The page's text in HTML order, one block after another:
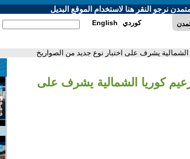
نرجو النقر هنا لاستخدام الموقع البديل
English كوردي
يشرف على اختبار نوع جديد من الصواريخ
كوريا الشمالية يشرف على